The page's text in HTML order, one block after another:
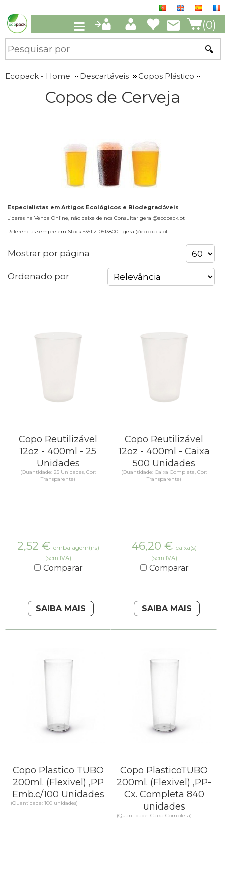
(0)
Ecopack - Home Descartáveis Copos Plástico
Copos de Cerveja
Especialistas em Artigos Ecológicos e Biodegradáveis
Lideres na Venda Online, não deixe de nos Consultar geral@ecopack.pt
Referências sempre em Stock +351 210513800 geral@ecopack.pt
Mostrar por página
Ordenado por
Copo Reutilizável
12oz - 400ml - 25
Unidades
(Quantidade: 25 Unidades, Cor:
Transparente)
2,52 € embalagem(ns)
(sem IVA)
Comparar
SAIBA MAIS
Copo Reutilizável
12oz - 400ml - Caixa
500 Unidades
(Quantidade: Caixa Completa, Cor:
Transparente)
46,20 € caixa(s)
(sem IVA)
Comparar
SAIBA MAIS
Copo Plastico TUBO
200ml. (Flexivel) ,PP
Emb.c/100 Unidades
(Quantidade: 100 unidades)
Copo PlasticoTUBO
200ml. (Flexivel) ,PP-
Cx. Completa 840
unidades
(Quantidade: Caixa Completa)